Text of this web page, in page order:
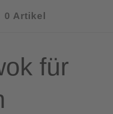
0 Artikel
für